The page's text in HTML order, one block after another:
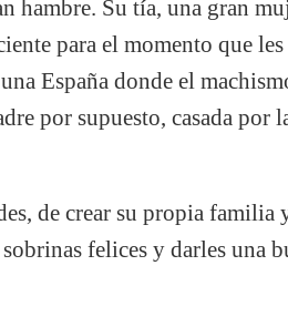
hambre. Su tía, una gran
para el momento que les
España donde el
por supuesto, casada por
de crear su propia familia
felices y darles una